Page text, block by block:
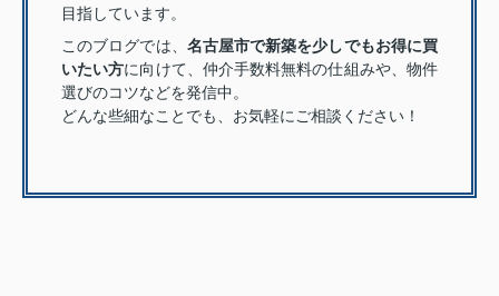
目指しています。
このブログでは、 名古屋市で新築を少しでもお得に買
いたい方に向けて、仲介手数料無料の仕組みや、物件
選びのコツなどを発信中。
どんな些細なことでも、お気軽にご相談ください！